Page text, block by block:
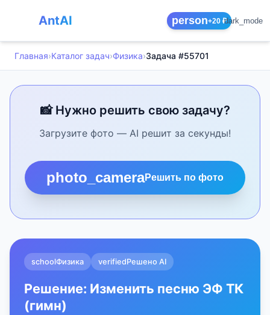
AntAI person+20 ₽dark_mode
Главная›Каталог задач›Физика›Задача #55701
📸 Нужно решить свою задачу?
Загрузите фото — AI решит за секунды!
photo_cameraРешить по фото
schoolФизика verifiedРешено AI
Решение: Изменить песню ЭФ ТК
(гимн)